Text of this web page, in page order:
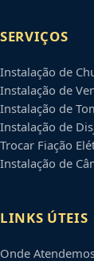
SERVIÇOS
Instalação de
Instalação de
Instalação de
Instalação de
Trocar Fiação
Instalação de
LINKS ÚTEIS
Onde